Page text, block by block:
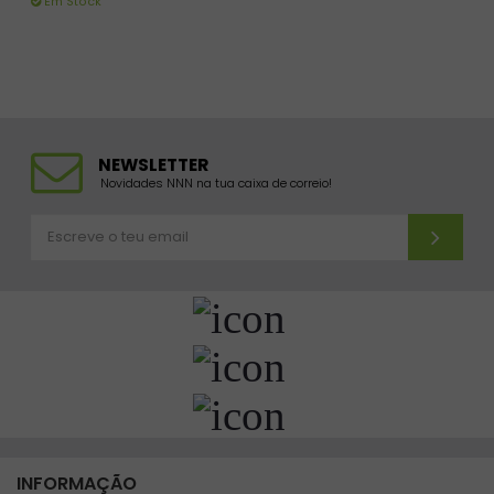
NEWSLETTER
Novidades NNN na tua caixa de correio!
INFORMAÇÃO